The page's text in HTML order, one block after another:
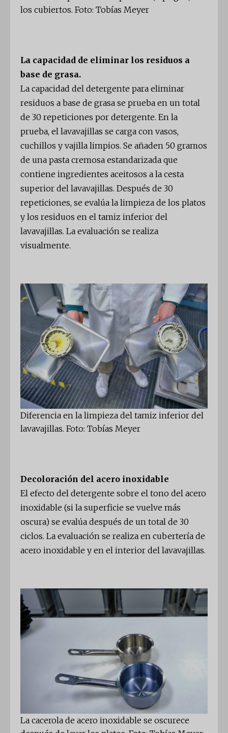
los cubiertos. Foto: Tobías Meyer
La capacidad de eliminar los residuos a
base de grasa.
La capacidad del detergente para eliminar
residuos a base de grasa se prueba en un total
de 30 repeticiones por detergente. En la
prueba, el lavavajillas se carga con vasos,
cuchillos y vajilla limpios. Se añaden 50 gramos
de una pasta cremosa estandarizada que
contiene ingredientes aceitosos a la cesta
superior del lavavajillas. Después de 30
repeticiones, se evalúa la limpieza de los platos
y los residuos en el tamiz inferior del
lavavajillas. La evaluación se realiza
visualmente.
Diferencia en la limpieza del tamiz inferior del
lavavajillas. Foto: Tobías Meyer
Decoloración del acero inoxidable
El efecto del detergente sobre el tono del acero
inoxidable (si la superficie se vuelve más
oscura) se evalúa después de un total de 30
ciclos. La evaluación se realiza en cubertería de
acero inoxidable y en el interior del lavavajillas.
La cacerola de acero inoxidable se oscurece